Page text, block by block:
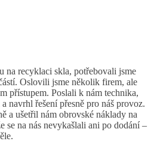
na recyklaci skla, potřebovali jsme
Oslovili jsme několik firem, ale
přístupem. Poslali k nám technika,
navrhl řešení přesně pro náš provoz.
a ušetřil nám obrovské náklady na
se na nás nevykašlali ani po dodání –